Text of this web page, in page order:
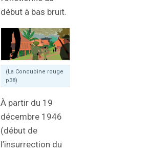
début à bas bruit.
(La Concubine rouge
p38)
À partir du 19
décembre 1946
(début de
l’insurrection du